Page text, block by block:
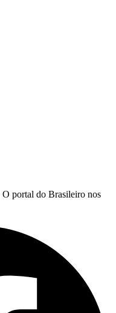
portal do Brasileiro nos